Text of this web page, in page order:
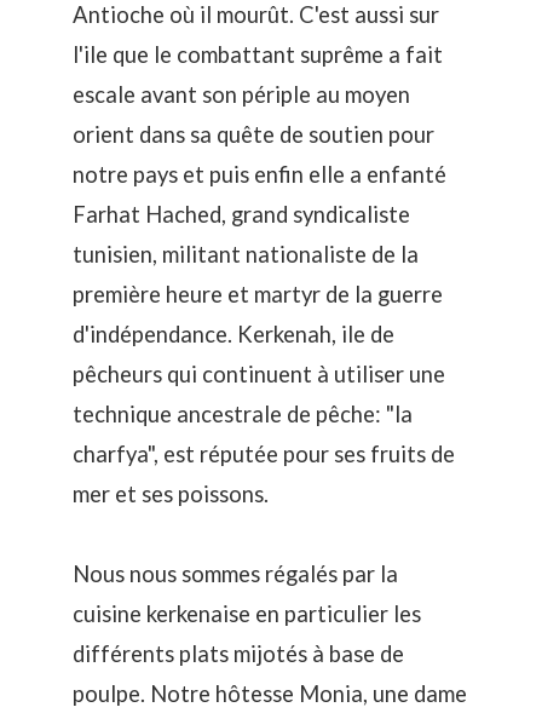
Antioche où il mourût. C'est aussi sur
l'ile que le combattant suprême a fait
escale avant son périple au moyen
orient dans sa quête de soutien pour
notre pays et puis enfin elle a enfanté
Farhat Hached, grand syndicaliste
tunisien, militant nationaliste de la
première heure et martyr de la guerre
d'indépendance. Kerkenah, ile de
pêcheurs qui continuent à utiliser une
technique ancestrale de pêche: "la
charfya", est réputée pour ses fruits de
mer et ses poissons.
Nous nous sommes régalés par la
cuisine kerkenaise en particulier les
différents plats mijotés à base de
poulpe. Notre hôtesse Monia, une dame